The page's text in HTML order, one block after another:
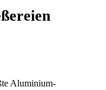
Aluminium-